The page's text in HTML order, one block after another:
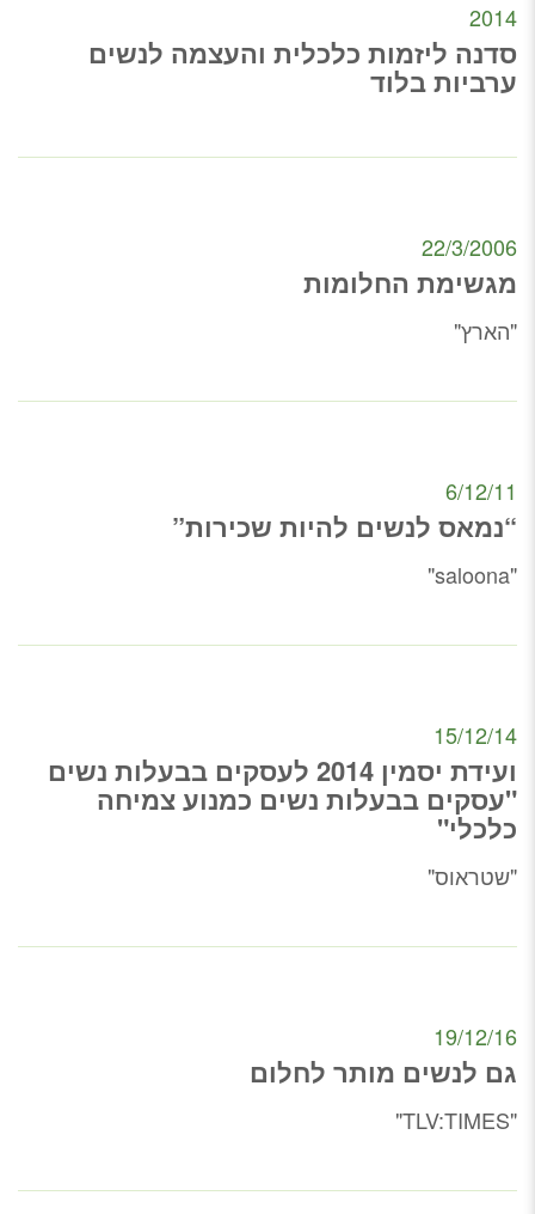
2014
סדנה ליזמות כלכלית והעצמה לנשים
ערביות בלוד
22/3/2006
מגשימת החלומות
"הארץ"
6/12/11
“נמאס לנשים להיות שכירות”
"saloona"
15/12/14
ועידת יסמין 2014 לעסקים בבעלות נשים
"עסקים בבעלות נשים כמנוע צמיחה
כלכלי"
"שטראוס"
19/12/16
גם לנשים מותר לחלום
"TLV:TIMES"